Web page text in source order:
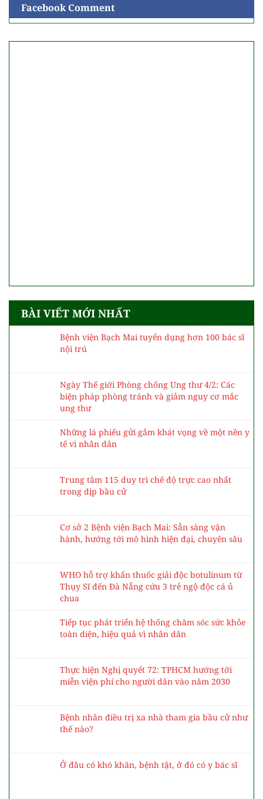
Facebook Comment
BÀI VIẾT MỚI NHẤT
Bệnh viện Bạch Mai tuyển dụng hơn 100 bác sĩ
nội trú
Ngày Thế giới Phòng chống Ung thư 4/2: Các
biện pháp phòng tránh và giảm nguy cơ mắc
ung thư
Những lá phiếu gửi gắm khát vọng về một nền y
tế vì nhân dân
Trung tâm 115 duy trì chế độ trực cao nhất
trong dịp bầu cử
Cơ sở 2 Bệnh viện Bạch Mai: Sẵn sàng vận
hành, hướng tới mô hình hiện đại, chuyên sâu
WHO hỗ trợ khẩn thuốc giải độc botulinum từ
Thụy Sĩ đến Đà Nẵng cứu 3 trẻ ngộ độc cá ủ
chua
Tiếp tục phát triển hệ thống chăm sóc sức khỏe
toàn diện, hiệu quả vì nhân dân
Thực hiện Nghị quyết 72: TPHCM hướng tới
miễn viện phí cho người dân vào năm 2030
Bệnh nhân điều trị xa nhà tham gia bầu cử như
thế nào?
Ở đâu có khó khăn, bệnh tật, ở đó có y bác sĩ